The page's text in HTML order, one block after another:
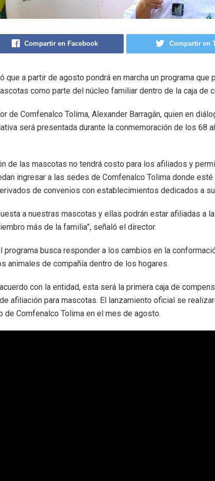
Compartir en Facebook Compartir en
que a partir de agosto pondrá en marcha un programa que
como parte del núcleo familiar dentro de la caja de
de Comfenalco Tolima, Alexander Barragán, quien en
será presentada durante la conmemoración de los 68
de las mascotas no tendrá costo para los afiliados y
ingresar a las sedes de Comfenalco Tolima donde
de convenios con establecimientos dedicados a
a nuestras mascotas y ellas podrán estar afiliadas a
más de la familia”, señaló el director.
programa busca responder a los cambios en la
animales de compañía dentro de los hogares.
con la entidad, esta será la primera caja de
afiliación para mascotas. El lanzamiento oficial se
de Comfenalco Tolima en el mes de agosto.